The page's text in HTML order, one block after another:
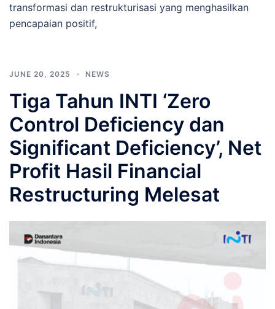
transformasi dan restrukturisasi yang menghasilkan
pencapaian positif,
JUNE 20, 2025 NEWS
Tiga Tahun INTI ‘Zero
Control Deficiency dan
Significant Deficiency’, Net
Profit Hasil Financial
Restructuring Melesat